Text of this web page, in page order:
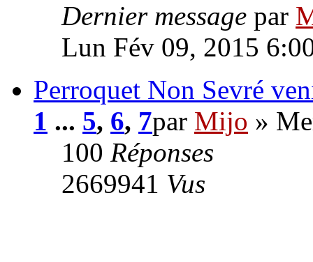
Dernier message par
Lun Fév 09, 2015
Perroquet Non Sevré
1 ... 5, 6, 7par Mijo »
100 Réponses
2669941 Vus